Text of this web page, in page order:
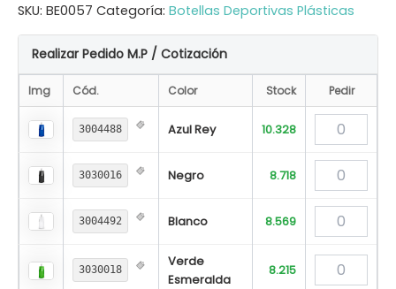
SKU: BE0057 Categoría: Botellas Deportivas Plásticas
Realizar Pedido M.P / Cotización
Img Cód. Color Stock Pedir
3004488 Azul Rey 10.328
3030016 Negro 8.718
3004492 Blanco 8.569
3030018
Verde
Esmeralda
8.215